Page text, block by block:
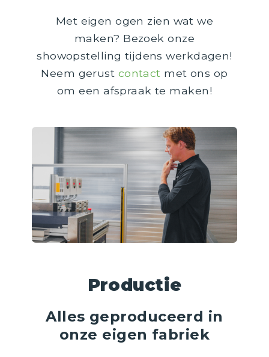
Met eigen ogen zien wat we
maken? Bezoek onze
showopstelling tijdens werkdagen!
Neem gerust contact met ons op
om een afspraak te maken!
Productie
Alles geproduceerd in
onze eigen fabriek